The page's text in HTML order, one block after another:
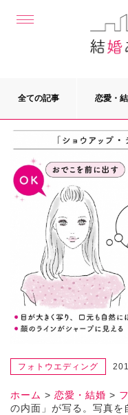
全ての記事 恋愛・
フォトウエディング
ホーム > 恋愛・結婚 >
の内面」が写る。写真を